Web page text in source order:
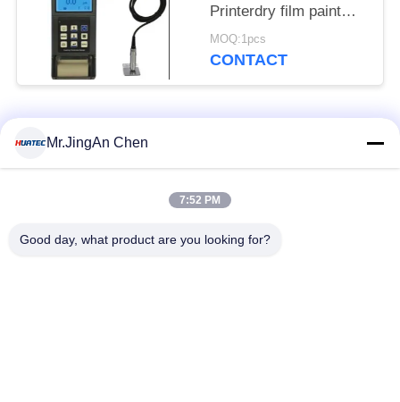
Printerdry film paint
Elcometer Maat Tg110
MOQ:1pcs
CONTACT
populaire categorieën
Ultrasoon diktemeter
Mr.JingAn Chen
7:52 PM
Good day, what product are you looking for?